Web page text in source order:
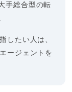
手総合型の転
したい人は、
ージェントを